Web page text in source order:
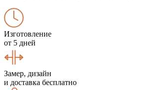
Изготовление
от 5 дней
Замер, дизайн
и доставка бесплатно